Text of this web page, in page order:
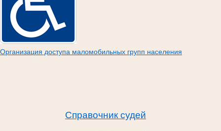
Организация доступа маломобильных групп населения
Справочник судей